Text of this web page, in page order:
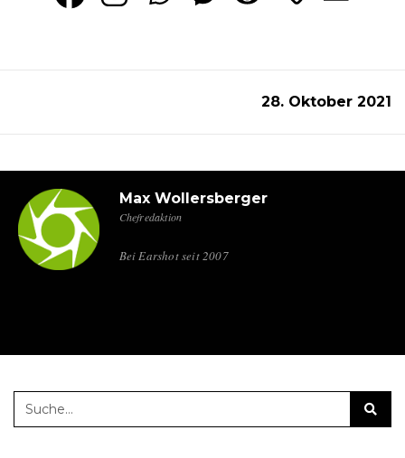
28. Oktober 2021
Max Wollersberger
Chefredaktion
Bei Earshot seit 2007